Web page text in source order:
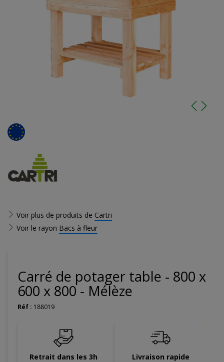
Voir plus de produits de Cartri
Voir le rayon Bacs à fleur
Carré de potager table - 800 x
600 x 800 - Mélèze
Réf : 188019
Retrait dans les 3h Livraison rapide